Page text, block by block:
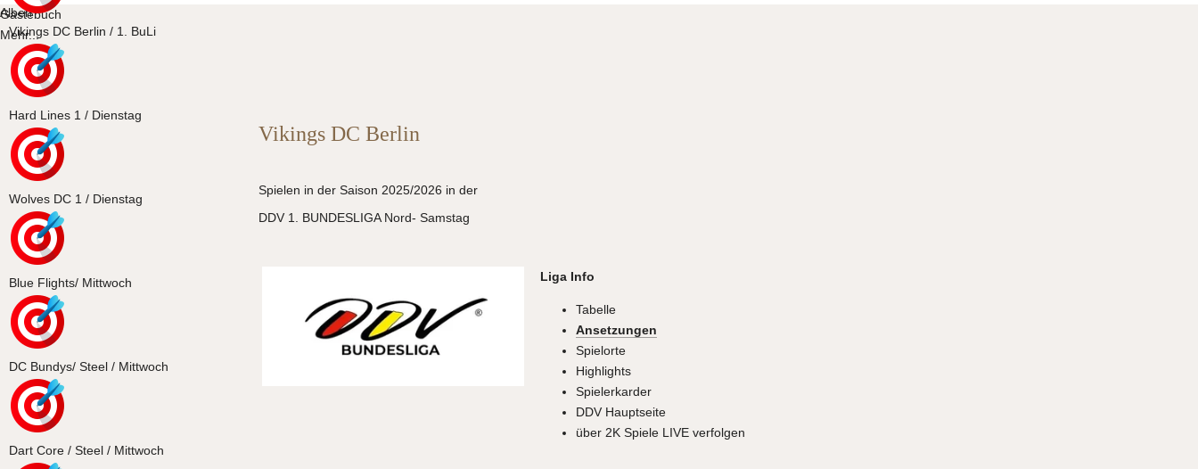
Vikings DC Berlin / 1. BuLi
Hard Lines 1 / Dienstag
Wolves DC 1 / Dienstag
Blue Flights/ Mittwoch
DC Bundys/ Steel / Mittwoch
Dart Core / Steel / Mittwoch
Alben
Gästebuch
Mehr...
Vikings DC Berlin
Spielen in der Saison 2025/2026 in der
DDV 1. BUNDESLIGA Nord- Samstag
Liga Info
Tabelle
Ansetzungen
Spielorte
Highlights
Spielerkarder
DDV Hauptseite
über 2K Spiele LIVE verfolgen